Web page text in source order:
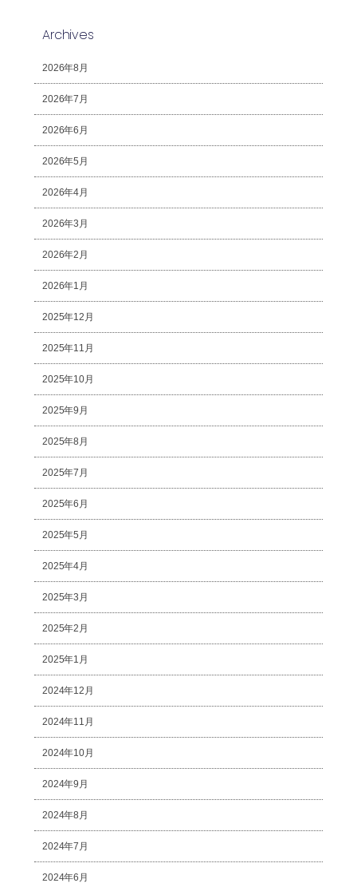
Archives
2026年8月
2026年7月
2026年6月
2026年5月
2026年4月
2026年3月
2026年2月
2026年1月
2025年12月
2025年11月
2025年10月
2025年9月
2025年8月
2025年7月
2025年6月
2025年5月
2025年4月
2025年3月
2025年2月
2025年1月
2024年12月
2024年11月
2024年10月
2024年9月
2024年8月
2024年7月
2024年6月